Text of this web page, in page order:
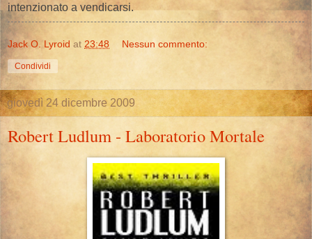
intenzionato a vendicarsi.
Jack O. Lyroid at 23:48 Nessun commento:
Condividi
giovedì 24 dicembre 2009
Robert Ludlum - Laboratorio Mortale